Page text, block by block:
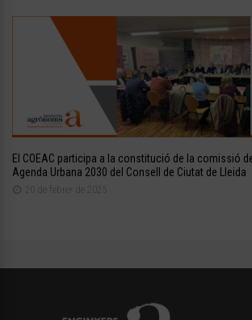
El COEAC participa a la constitució de la comissió
Agenda Urbana 2030 del Consell de Ciutat de Lleida
20 de febrer de 2025